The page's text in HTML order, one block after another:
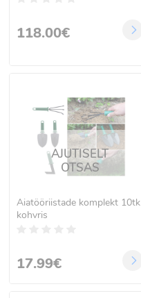
118.00€
AJUTISELT
OTSAS
Aiatööriistade komplekt 10tk
kohvris
17.99€